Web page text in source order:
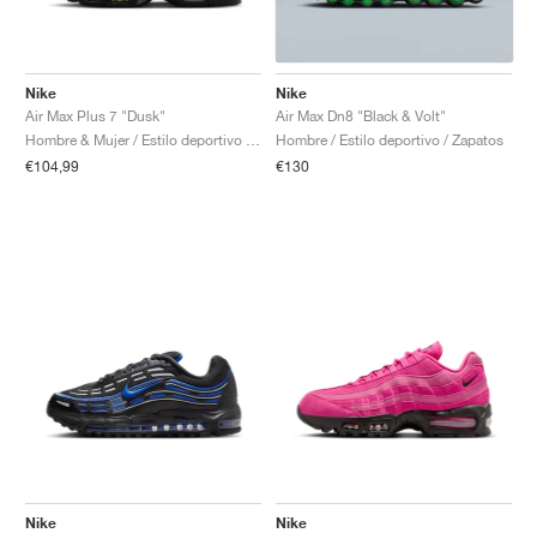
Nike
Air Max Plus 7 "Dusk"
€104,99
Nike
Air Max Dn8 "Black & Volt"
Hombre / Estilo deportivo / Zapatos
€130
Nike
Nike